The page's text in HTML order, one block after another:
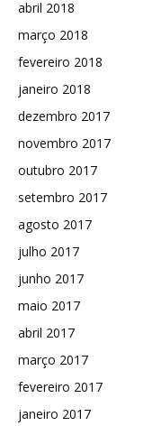
abril 2018
março 2018
fevereiro 2018
janeiro 2018
dezembro 2017
novembro 2017
outubro 2017
setembro 2017
agosto 2017
julho 2017
junho 2017
maio 2017
abril 2017
março 2017
fevereiro 2017
janeiro 2017